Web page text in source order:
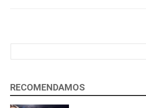
RECOMENDAMOS